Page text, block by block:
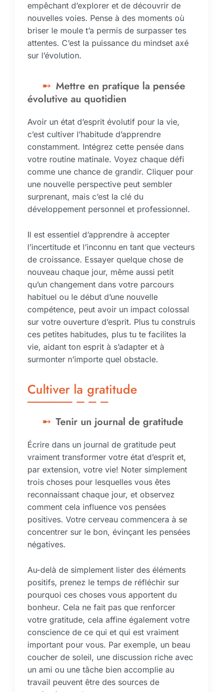
empêchant d’explorer et de découvrir de
nouvelles voies. Pense à des moments où
briser le moule t’a permis de surpasser tes
attentes. C’est la puissance du mindset axé
sur l’évolution.
Mettre en pratique la pensée
évolutive au quotidien
Avoir un état d’esprit évolutif pour la vie,
c’est cultiver l’habitude d’apprendre
constamment. Intégrez cette pensée dans
votre routine matinale. Voyez chaque défi
comme une chance de grandir. Cliquer pour
une nouvelle perspective peut sembler
surprenant, mais c’est la clé du
développement personnel et professionnel.
Il est essentiel d’apprendre à accepter
l’incertitude et l’inconnu en tant que vecteurs
de croissance. Essayer quelque chose de
nouveau chaque jour, même aussi petit
qu’un changement dans votre parcours
habituel ou le début d’une nouvelle
compétence, peut avoir un impact colossal
sur votre ouverture d’esprit. Plus tu construis
ces petites habitudes, plus tu te facilites la
vie, aidant ton esprit à s’adapter et à
surmonter n’importe quel obstacle.
Cultiver la gratitude
Tenir un journal de gratitude
Écrire dans un journal de gratitude peut
vraiment transformer votre état d’esprit et,
par extension, votre vie! Noter simplement
trois choses pour lesquelles vous êtes
reconnaissant chaque jour, et observez
comment cela influence vos pensées
positives. Votre cerveau commencera à se
concentrer sur le bon, évinçant les pensées
négatives.
Au-delà de simplement lister des éléments
positifs, prenez le temps de réfléchir sur
pourquoi ces choses vous apportent du
bonheur. Cela ne fait pas que renforcer
votre gratitude, cela affine également votre
conscience de ce qui et qui est vraiment
important pour vous. Par exemple, un beau
coucher de soleil, une discussion riche avec
un ami ou une tâche bien accomplie au
travail peuvent être des sources de